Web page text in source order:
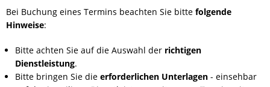
FREIWILLIGENTAG
HELFEN
Bei Buchung eines Termins beachten Sie bitte folgende
Hinweise:
Bitte achten Sie auf die Auswahl der richtigen
Dienstleistung.
Bitte bringen Sie dieerforderlichen Unterlagen - einsehbar